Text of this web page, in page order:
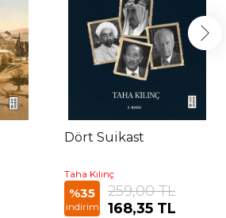
Dört Suikast
Taha Kılınç
%35
indirim
259,00 TL
168,35 TL